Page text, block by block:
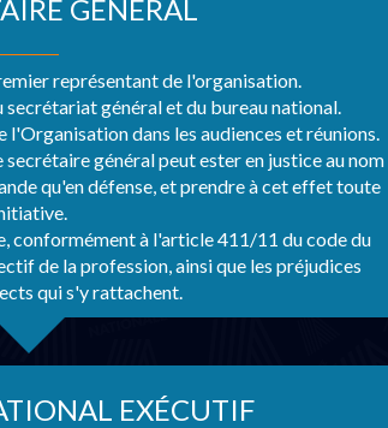
GÉNÉRAL
représentant de l'organisation.
général et du bureau national.
dans les audiences et réunions.
général peut ester en justice au nom
qu'en défense, et prendre à cet effet toute
conformément à l'article 411/11 du code du
de la profession, ainsi que les préjudices
qui s'y rattachent.
EXÉCUTIF